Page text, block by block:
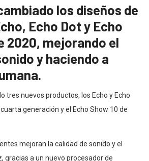
los diseños de
Echo Dot y Echo
2020, mejorando el
y haciendo a
tres nuevos productos, los Echo y Echo
generación y el Echo Show 10 de
mejoran la calidad de sonido y el
gracias a un nuevo procesador de